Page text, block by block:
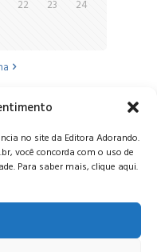
no site da Editora Adorando.
você concorda com o uso de
Para saber mais, clique aqui.
22 23
24
- Portaria 04, Vila da
34006-065 - MG